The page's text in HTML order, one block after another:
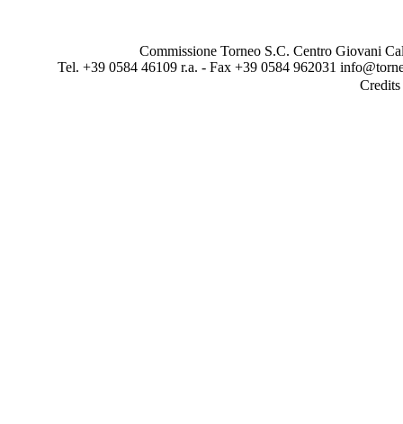
Commissione Torneo S.C. Centro Giovani
Tel. +39 0584 46109 r.a. - Fax +39 0584 962031
Credits